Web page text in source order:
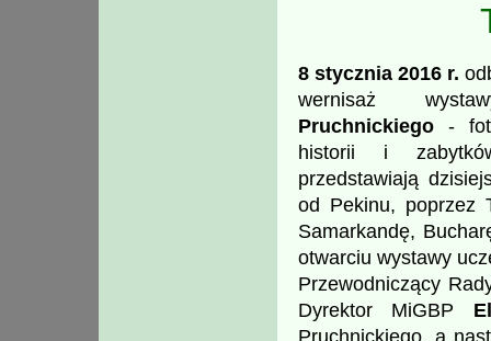
8 stycznia 2016 r.
wernisaż
Pruchnickiego-
historii i
przedstawiają
od Pekinu, poprzez
Samarkandę,
otwarciu wystawy
Przewodniczący
Dyrektor MiGBP
Pruchnickiego, a